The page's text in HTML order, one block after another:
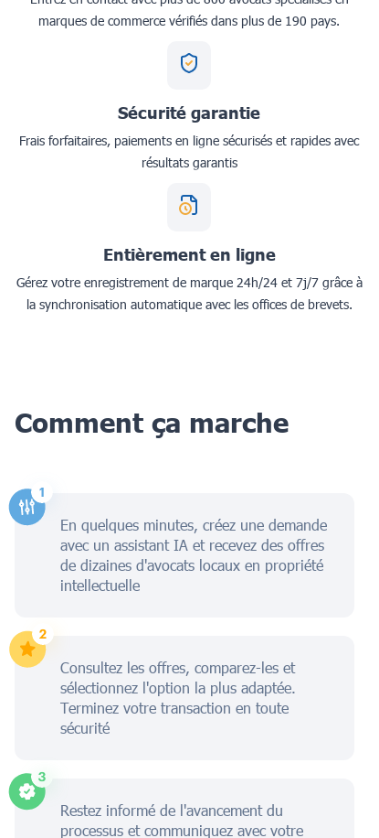
marques de commerce vérifiés dans plus de 190 pays.
Sécurité garantie
Frais forfaitaires, paiements en ligne sécurisés et rapides avec
résultats garantis
Entièrement en ligne
Gérez votre enregistrement de marque 24h/24 et 7j/7 grâce à
la synchronisation automatique avec les offices de brevets.
Comment ça marche
En quelques minutes, créez une demande
avec un assistant IA et recevez des offres
de dizaines d'avocats locaux en propriété
intellectuelle
Consultez les offres, comparez-les et
sélectionnez l'option la plus adaptée.
Terminez votre transaction en toute
sécurité
Restez informé de l'avancement du
processus et communiquez avec votre